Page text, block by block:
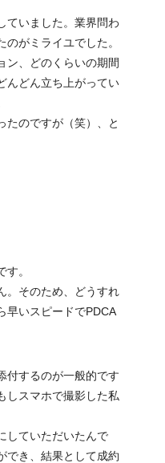
ていました。業界問わ
がミライユでした。
ン、どのくらいの期間
んどん立ち上がってい
たのですが（笑）、と
。
。そのため、どうすれ
早いスピードでPDCA
付するのが一般的です
しスマホで撮影した私
していただいたんで
でき、結果として成約